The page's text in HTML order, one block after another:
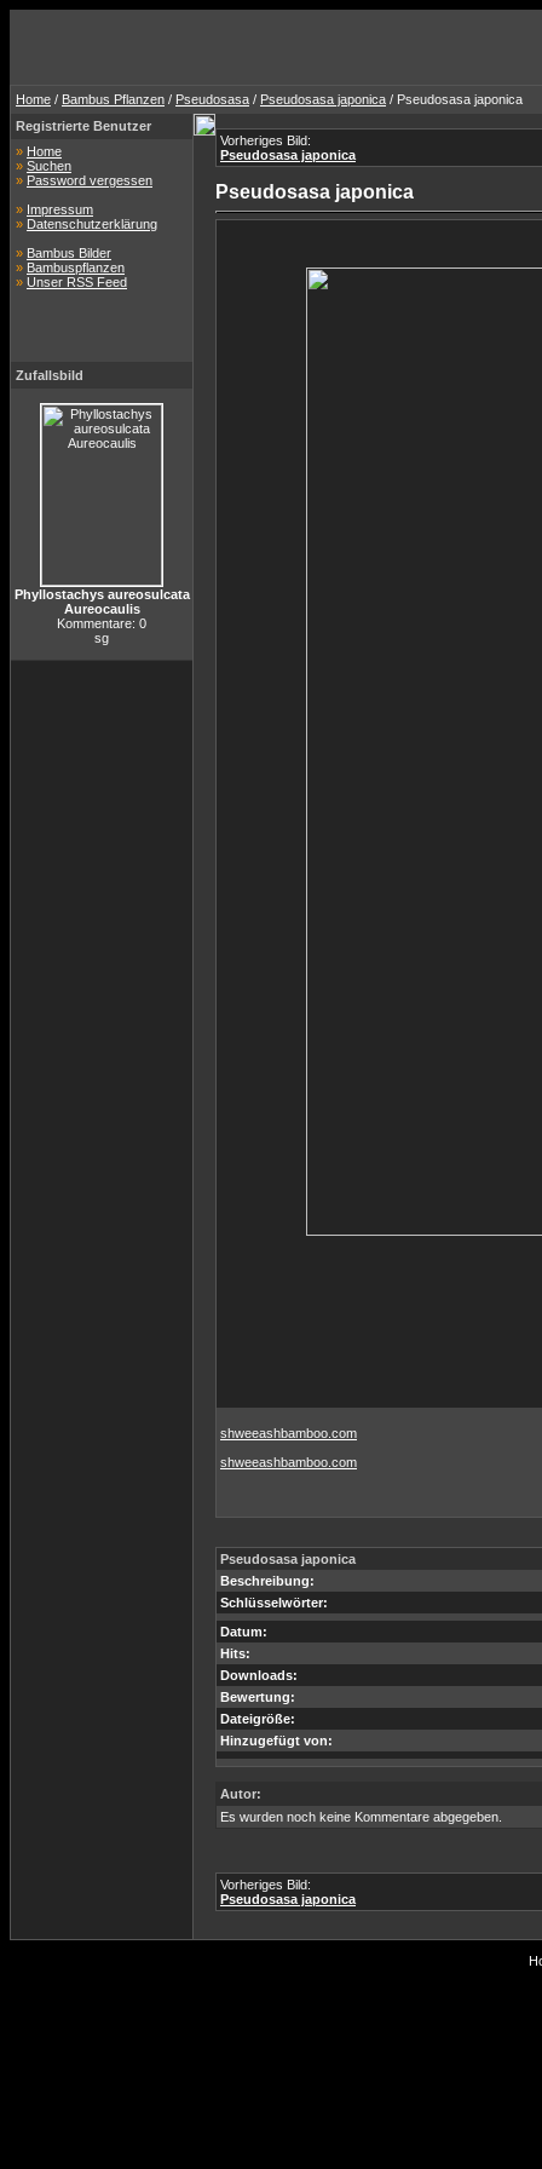
Home / Bambus Pflanzen / Pseudosasa / Pseudosasa japonica / Pseudosasa japonica
Registrierte Benutzer
» Home
» Suchen
» Password vergessen
» Impressum
» Datenschutzerklärung
» Bambus Bilder
» Bambuspflanzen
» Unser RSS Feed
Zufallsbild
Phyllostachys aureosulcata
Aureocaulis
Kommentare: 0
sg
Vorheriges Bild:
Pseudosasa japonica
Pseudosasa japonica
shweeashbamboo.com
shweeashbamboo.com
Pseudosasa japonica
Beschreibung:
Schlüsselwörter:
Datum:
Hits:
Downloads:
Bewertung:
Dateigröße:
Hinzugefügt von:
Autor:
Es wurden noch keine Kommentare abgegeben.
Vorheriges Bild:
Pseudosasa japonica